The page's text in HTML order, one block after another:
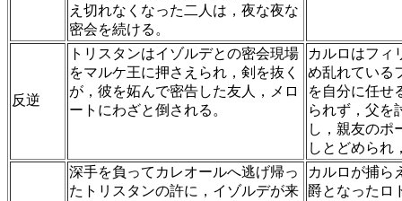
え切れなくなった二人は，夜な夜な
密会を続ける。
反逆
トリスタンはイゾルデとの密会現場
をマルケ王に押さえられ，剣を抜く
が，彼を妬んで密告した友人，メロ
ートにわざと倒される。
カルロはフィ
め乱れている
を自分に任せ
られず，父を
し，親友のポ
しとどめられ
深手を負ってカレオールへ逃げ帰っ
たトリスタンの許に，イゾルデが来
カルロが捕ら
爵となったロ